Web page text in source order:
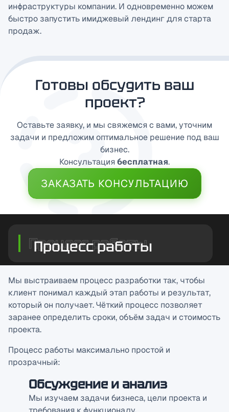
инфраструктуры компании. И одновременно можем
быстро запустить имиджевый лендинг для старта
продаж.
Готовы обсудить ваш
проект?
Оставьте заявку, и мы свяжемся с вами, уточним
задачи и предложим оптимальное решение под ваш
бизнес.
Консультациябесплатная.
ЗАКАЗАТЬ КОНСУЛЬТАЦИЮ
Процесс работы
Мы выстраиваем процесс разработки так, чтобы
клиент понимал каждый этап работы и результат,
который он получает. Чёткий процесс позволяет
заранее определить сроки, объём задач и стоимость
проекта.
Процесс работы максимально простой и
прозрачный:
Обсуждение и анализ
Мы изучаем задачи бизнеса, цели проекта и